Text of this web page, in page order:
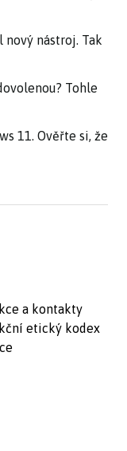
nový nástroj. Tak
Tohle
11. Ověřte si, že
a kontakty
etický kodex